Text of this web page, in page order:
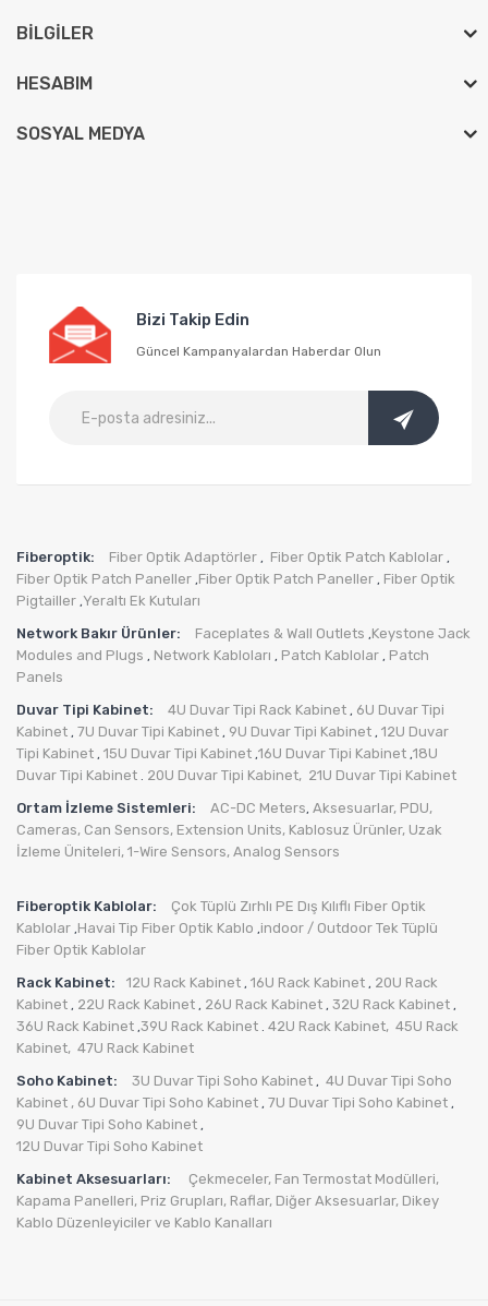
BILGILER
HESABIM
SOSYAL MEDYA
Bizi Takip Edin
Güncel Kampanyalardan Haberdar Olun
Fiberoptik: Fiber Optik Adaptörler , Fiber Optik Patch Kablolar ,
Fiber Optik Patch Paneller ,Fiber Optik Patch Paneller , Fiber Optik
Pigtailler ,Yeraltı Ek Kutuları
Network Bakır Ürünler:
Faceplates & Wall Outlets ,Keystone Jack
Modules and Plugs , Network Kabloları , Patch Kablolar , Patch
Panels
Duvar Tipi Kabinet:
4U Duvar Tipi Rack Kabinet , 6U Duvar Tipi
Kabinet , 7U Duvar Tipi Kabinet , 9U Duvar Tipi Kabinet , 12U Duvar
Tipi Kabinet , 15U Duvar Tipi Kabinet ,16U Duvar Tipi Kabinet ,18U
Duvar Tipi Kabinet . 20U Duvar Tipi Kabinet, 21U Duvar Tipi Kabinet
Ortam İzleme Sistemleri:
AC-DC Meters, Aksesuarlar, PDU,
Cameras, Can Sensors, Extension Units, Kablosuz Ürünler, Uzak
İzleme Üniteleri, 1-Wire Sensors, Analog Sensors
Fiberoptik Kablolar:
Çok Tüplü Zırhlı PE Dış Kılıflı Fiber Optik
Kablolar ,Havai Tip Fiber Optik Kablo ,indoor / Outdoor Tek Tüplü
Fiber Optik Kablolar
Rack Kabinet:
12U Rack Kabinet , 16U Rack Kabinet , 20U Rack
Kabinet , 22U Rack Kabinet , 26U Rack Kabinet , 32U Rack Kabinet ,
36U Rack Kabinet ,39U Rack Kabinet . 42U Rack Kabinet, 45U Rack
Kabinet, 47U Rack Kabinet
Soho Kabinet:
3U Duvar Tipi Soho Kabinet , 4U Duvar Tipi Soho
Kabinet , 6U Duvar Tipi Soho Kabinet , 7U Duvar Tipi Soho Kabinet ,
9U Duvar Tipi Soho Kabinet ,
12U Duvar Tipi Soho Kabinet
Kabinet Aksesuarları:
Çekmeceler, Fan Termostat Modülleri,
Kapama Panelleri, Priz Grupları, Raflar, Diğer Aksesuarlar, Dikey
Kablo Düzenleyiciler ve Kablo Kanalları